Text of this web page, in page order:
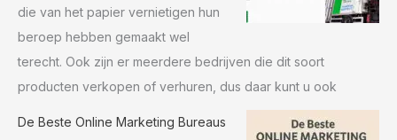
die van het papier vernietigen hun
beroep hebben gemaakt wel
terecht. Ook zijn er meerdere bedrijven die dit soort
producten verkopen of verhuren, dus daar kunt u ook
De Beste Online Marketing Bureaus